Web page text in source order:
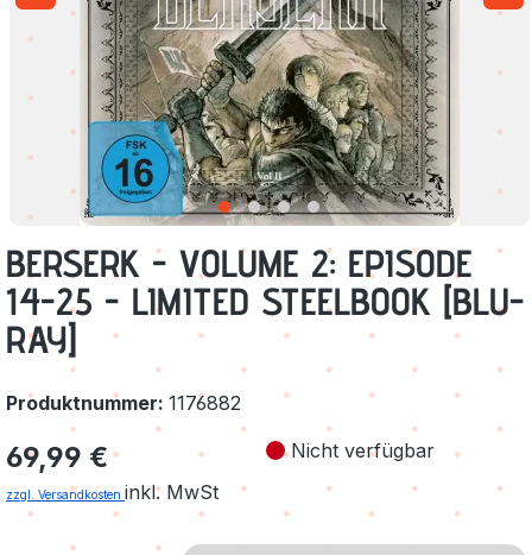
BERSERK - VOLUME 2: EPISODE
14-25 - LIMITED STEELBOOK [BLU-
RAY]
Produktnummer: 1176882
Regulärer Preis:
69,99 €
zzgl. Versandkosten inkl. MwSt
Nicht verfügbar